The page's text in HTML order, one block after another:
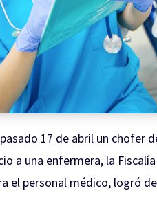
17 de abril un chofer
a una enfermera, la
el personal médico, logró